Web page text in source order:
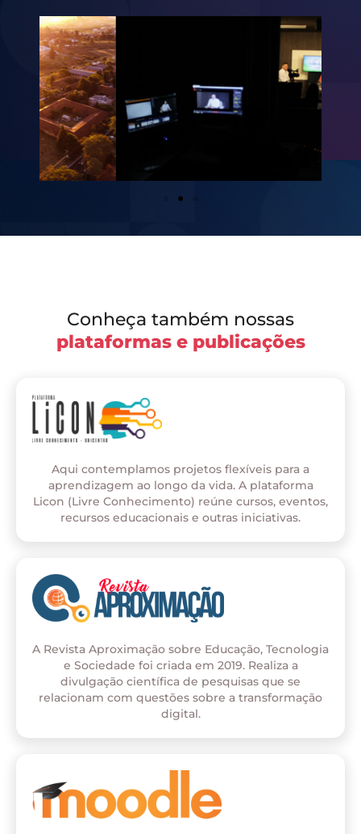
Conheça também nossas
plataformas e publicações
Aqui contemplamos projetos flexíveis para a
aprendizagem ao longo da vida. A plataforma
Licon (Livre Conhecimento) reúne cursos, eventos,
recursos educacionais e outras iniciativas.
A Revista Aproximação sobre Educação, Tecnologia
e Sociedade foi criada em 2019. Realiza a
divulgação científica de pesquisas que se
relacionam com questões sobre a transformação
digital.